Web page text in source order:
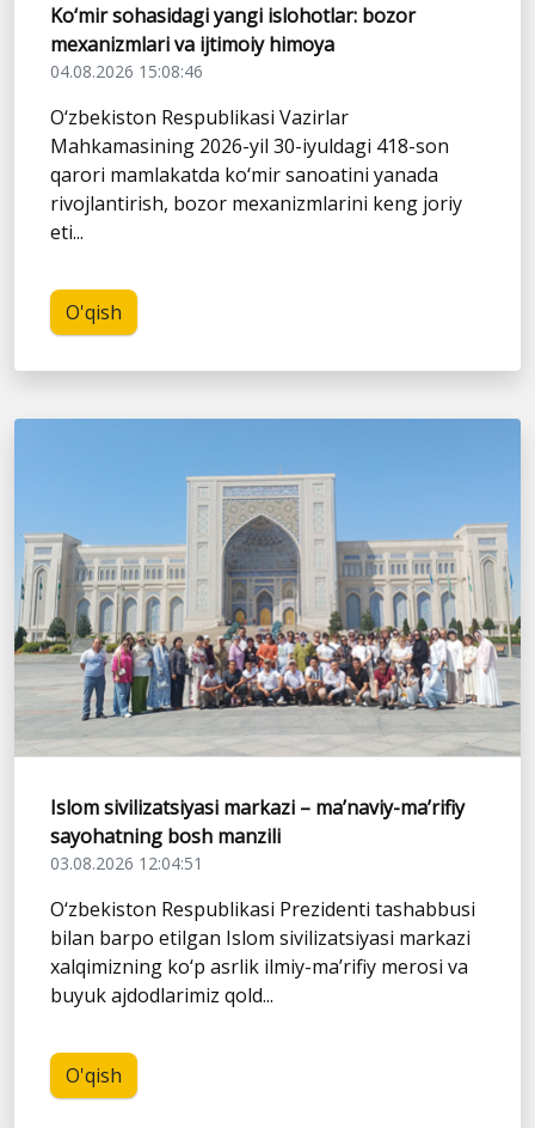
Ko‘mir sohasidagi yangi islohotlar: bozor
mexanizmlari va ijtimoiy himoya
04.08.2026 15:08:46
O‘zbekiston Respublikasi Vazirlar
Mahkamasining 2026-yil 30-iyuldagi 418-son
qarori mamlakatda ko‘mir sanoatini yanada
rivojlantirish, bozor mexanizmlarini keng joriy
eti...
O'qish
Islom sivilizatsiyasi markazi – ma’naviy-ma’rifiy
sayohatning bosh manzili
03.08.2026 12:04:51
O‘zbekiston Respublikasi Prezidenti tashabbusi
bilan barpo etilgan Islom sivilizatsiyasi markazi
xalqimizning ko‘p asrlik ilmiy-ma’rifiy merosi va
buyuk ajdodlarimiz qold...
O'qish